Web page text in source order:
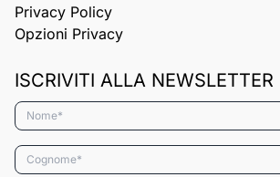
Privacy Policy
Opzioni Privacy
ISCRIVITI ALLA NEWSLETTER
Nome*
Cognome*